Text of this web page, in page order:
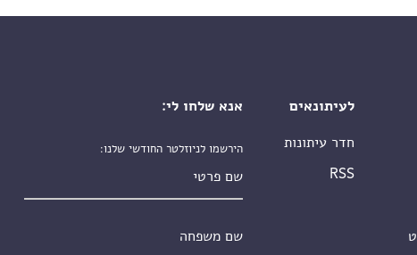
לעיתונאים
חדר עיתונות
RSS
אנא שלחו לי:
הירשמו לניוזלטר החודשי שלנו: